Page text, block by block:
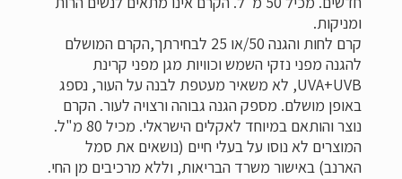
ומניקות.
קרם לחות והגנה 50/או 25 לבחירתך
,הקרם המושלם
להגנה מפני נזקי השמש וכוויות מגן מפני קרינת
UVA+UVB, לא משאיר מעטפת לבנה על העור, נספג
באופן מושלם. מספק הגנה גבוהה ורצויה לעור. הקרם
נוצר והותאם במיוחד לאקלים הישראלי. מכיל 80 מ"ל.
המוצרים לא נוסו על בעלי חיים (נושאים את סמל
הארנב) באישור משרד הבריאות, וללא מרכיבים מן החי.